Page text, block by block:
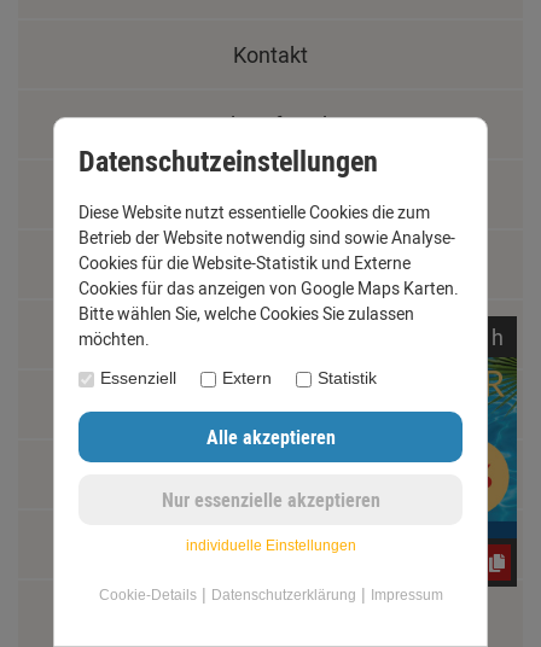
Kontakt
Widerrufsrecht
Vertrag widerrufen
Montage und Installationshilfen
h
Datenschutzeinstellungen
Diese Website nutzt essentielle Cookies die zum
Betrieb der Website notwendig sind sowie Analyse-
Cookies für die Website-Statistik und Externe
Cookies für das anzeigen von Google Maps Karten.
Bitte wählen Sie, welche Cookies Sie zulassen
möchten.
Essenziell Extern Statistik
individuelle Einstellungen
Cookie-Details| Datenschutzerklärung | Impressum